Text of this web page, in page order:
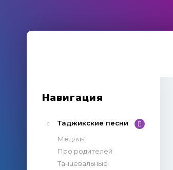
Навигация
Таджикские песни
Медляк
Про родителей
Танцевальные